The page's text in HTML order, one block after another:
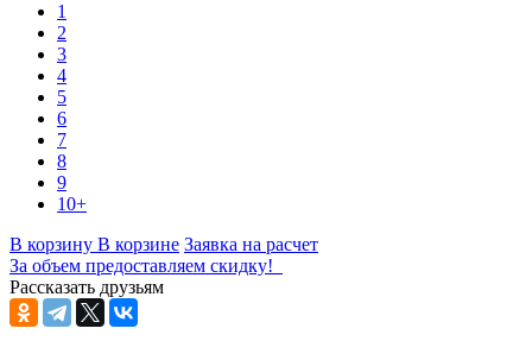
1
2
3
4
5
6
7
8
9
10+
В корзину В корзине Заявка на расчет
За объем предоставляем скидку!
Рассказать друзьям